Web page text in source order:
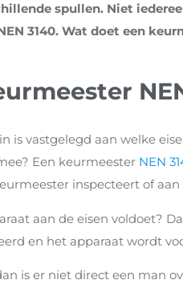
spullen. Niet
3140. Wat doet een
is vastgelegd aan welke
Een keurmeester NEN
inspecteert of
aan de eisen voldoet?
en het apparaat wordt
is er niet direct een man